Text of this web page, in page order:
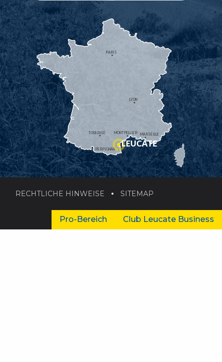
MONTPELLIER
PERPIGNAN
MARSEILLE
TOULOUSE
LYON
PARIS
LEUCATE
RECHTLICHE HINWEISE SITEMAP
Pro-Bereich Club Leucate Business